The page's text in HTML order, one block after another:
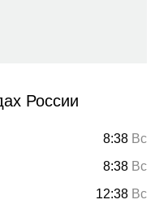
России
8:38 Вс
8:38 Вс
12:38 Вс